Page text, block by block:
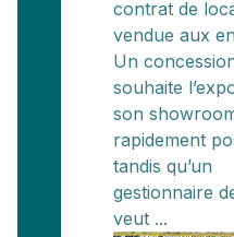
contrat de
vendue aux
Un
souhaite
son
rapidement
tandis qu’un
gestionnaire
veut ...